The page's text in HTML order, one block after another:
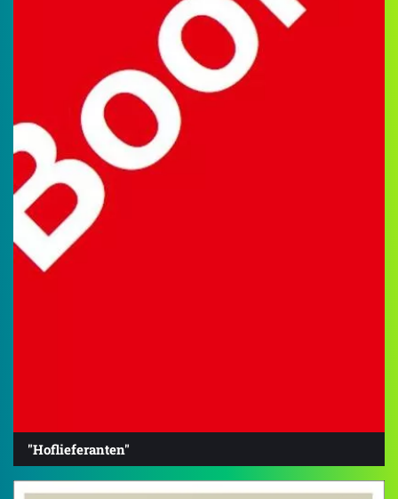
"Hoflieferanten"